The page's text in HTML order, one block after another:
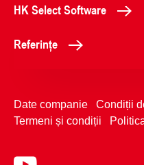
HK Select Software
Referințe
Date companie Condiții
Termeni și condiții